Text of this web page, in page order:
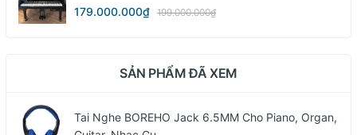
179.000.000₫ 199.000.000₫
SẢN PHẨM ĐÃ XEM
Tai Nghe BOREHO Jack 6.5MM Cho Piano, Organ,